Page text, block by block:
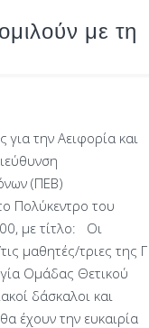
με τη
την Αειφορία και
(ΠΕΒ)
Πολύκεντρο του
με τίτλο: Οι
μαθητές/τριες της Γ΄
Ομάδας Θετικού
δάσκαλοι και
έχουν την ευκαιρία